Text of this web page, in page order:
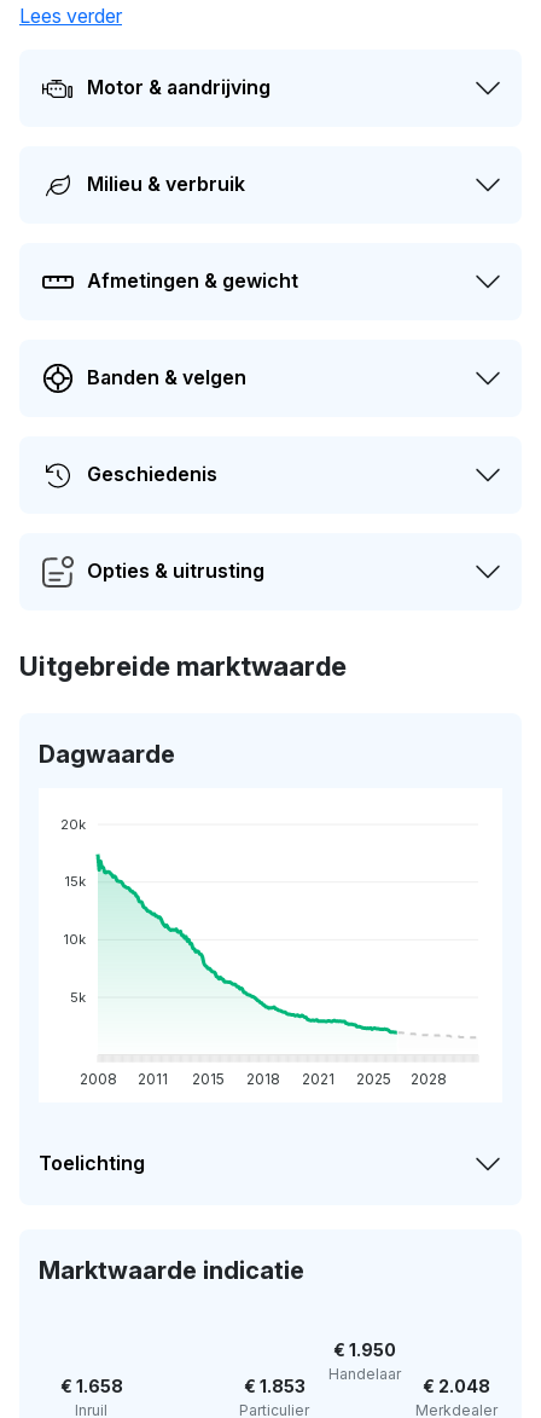
km. Met een massa van 1.259 kg is deze auto solide
in bezit. De APK is geldig tot 18-08-2027. Dit voertuig
heeft 3 eigenaren gehad in het verleden. Dit model heeft
Lees verder
Motor & aandrijving
Milieu & verbruik
Afmetingen & gewicht
Banden & velgen
Geschiedenis
Opties & uitrusting
Uitgebreide marktwaarde
Dagwaarde
20k
15k
10k
5k
2008 2011 2015 2018 2021 2025 2028
Toelichting
Marktwaarde indicatie
€ 1.658
Inruil
€ 1.853
Particulier
€ 1.950
Handelaar
€ 2.048
Merkdealer